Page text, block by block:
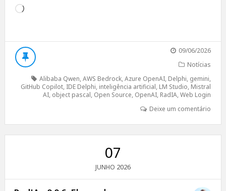
Carregando...
09/06/2026
Notícias
Alibaba Qwen,AWS Bedrock,Azure OpenAI, Delphi, gemini,
GitHub Copilot, IDE Delphi, inteligência artificial, LM Studio, Mistral
AI, object pascal, Open Source, OpenAI, RadIA,Web Login
Deixe um comentário
07
JUNHO 2026